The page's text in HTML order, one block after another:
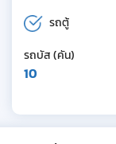
รถตู้
รถบัส (คัน)
10